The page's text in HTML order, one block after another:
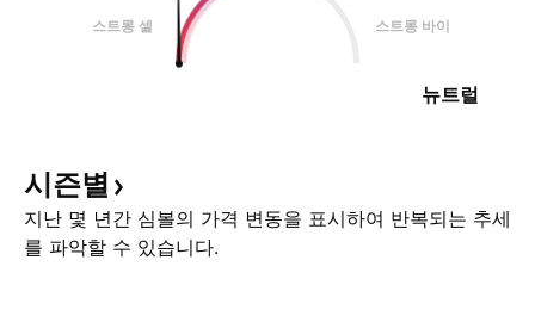
스트롱 셀 스트롱 바이
뉴트럴
시즌별
지난 몇 년간 심볼의 가격 변동을 표시하여 반복되는 추세
를 파악할 수 있습니다.